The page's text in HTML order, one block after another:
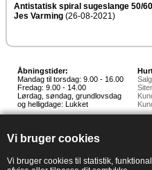
Vi bruger cookies
Vi bruger cookies til statistik,
Antistatisk spiral sugeslange 50/
Jes Varming (26-08-2021)
Åbningstider:
Mandag til torsdag: 9.00 - 16.00
Fredag: 9.00 - 14.00
Lørdag, søndag, grundlovsdag
og helligdage: Lukket
Hunnerupvej 3, 6920 Videbæk
E-mail:salg@hedestoker.dk
PA: